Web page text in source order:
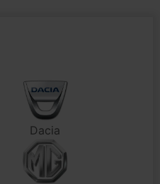
Dacia